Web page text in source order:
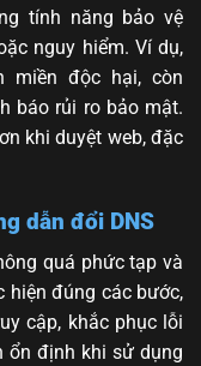
tính năng bảo vệ
nguy hiểm. Ví dụ,
miền độc hại, còn
báo rủi ro bảo mật.
khi duyệt web, đặc
dẫn đổi DNS
quá phức tạp và
hiện đúng các bước,
cập, khắc phục lỗi
ổn định khi sử dụng